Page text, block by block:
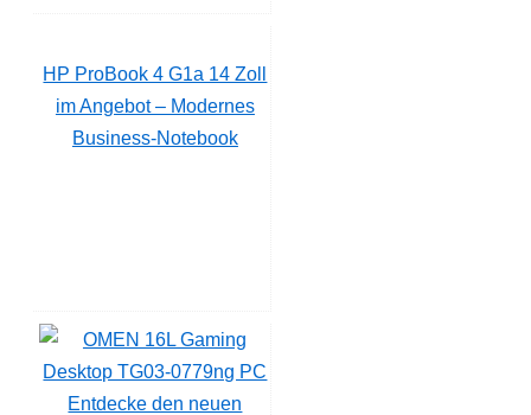
HP ProBook 4 G1a 14 Zoll
im Angebot – Modernes
Business-Notebook
Entdecke den neuen